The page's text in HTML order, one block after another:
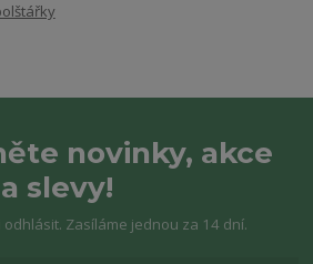
novinky, akce
a slevy!
Zasíláme jednou za 14 dní.